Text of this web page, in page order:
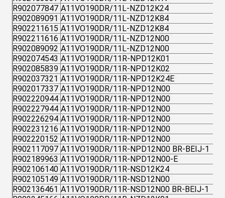
R902077847 A11VO190DR/11L-NZD12K24
R902089091 A11VO190DR/11L-NZD12K84
R902211615 A11VO190DR/11L-NZD12K84
R902211616 A11VO190DR/11L-NZD12N00
R902089092 A11VO190DR/11L-NZD12N00
R902074543 A11VO190DR/11R-NPD12K01
R902085839 A11VO190DR/11R-NPD12K02
R902037321 A11VO190DR/11R-NPD12K24E
R902017337 A11VO190DR/11R-NPD12N00
R902220944 A11VO190DR/11R-NPD12N00
R902227944 A11VO190DR/11R-NPD12N00
R902226294 A11VO190DR/11R-NPD12N00
R902231216 A11VO190DR/11R-NPD12N00
R902220152 A11VO190DR/11R-NPD12N00
R902117097 A11VO190DR/11R-NPD12N00 BR-BEIJ-1
R902189963 A11VO190DR/11R-NPD12N00-E
R902106140 A11VO190DR/11R-NSD12K24
R902105149 A11VO190DR/11R-NSD12N00
R902136461 A11VO190DR/11R-NSD12N00 BR-BEIJ-1